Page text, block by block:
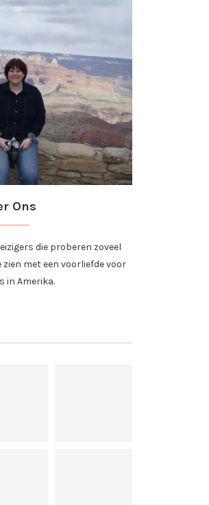
Ons
die proberen zoveel
met een voorliefde voor
in Amerika.